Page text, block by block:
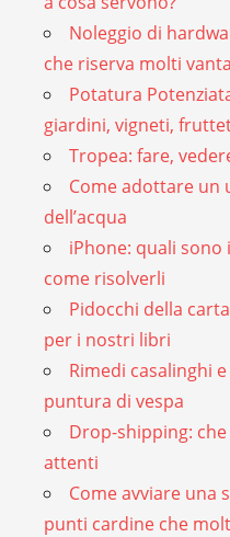
Noleggio di
che riserva molti
Potatura
giardini, vigneti,
Tropea: fare,
Come adottare un
dell’acqua
iPhone: quali
come risolverli
Pidocchi della
per i nostri libri
Rimedi casalinghi
puntura di vespa
Drop-shipping: che
attenti
Come avviare una
punti cardine che